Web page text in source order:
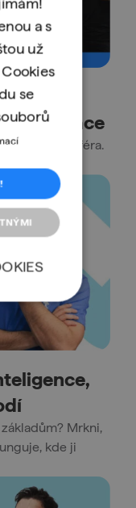
inspirace
skvělá atmosféra.
Mrkni,
kde ji
a s
už
se